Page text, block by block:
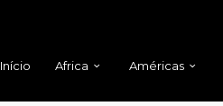
Início Africa Américas